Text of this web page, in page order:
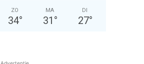
ZO
34°
MA
31 °
DI
27°
Advertentie